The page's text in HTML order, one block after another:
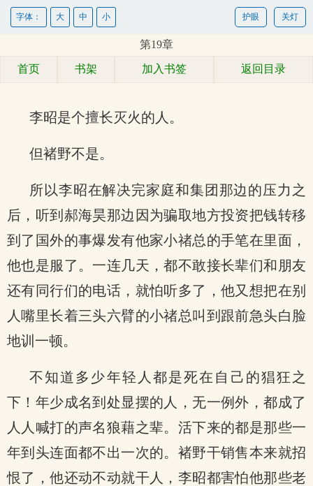
关灯
护眼
字体： 大 中 小
第19章
首页 书架 加入书签 返回目录
李昭是个擅长灭火的人。
但褚野不是。
所以李昭在解决完家庭和集团那边的压力之
后，听到郝海昊那边因为骗取地方投资把钱转移
到了国外的事爆发有他家小禇总的手笔在里面，
他也是服了。一连几天，都不敢接长辈们和朋友
还有同行们的电话，就怕听多了，他又想把在别
人嘴里长着三头六臂的小禇总叫到跟前急头白脸
地训一顿。
不知道多少年轻人都是死在自己的猖狂之
下！年少成名到处显摆的人，无一例外，都成了
人人喊打的声名狼藉之辈。活下来的都是那些一
年到头连面都不出一次的。褚野干销售本来就招
恨了，他还动不动就干人，李昭都害怕他那些老